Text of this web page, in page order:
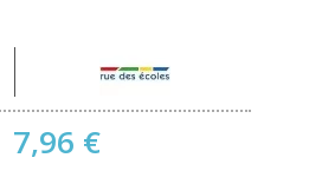
7,96 €